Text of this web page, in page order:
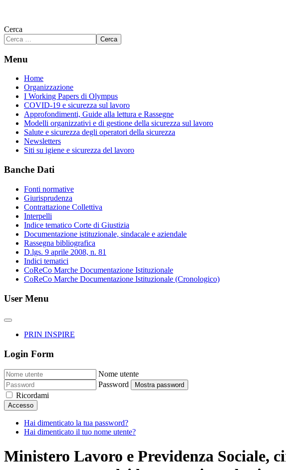
Cerca
Cerca
Menu
Home
Organizzazione
I Working Papers di Olympus
COVID-19 e sicurezza sul lavoro
Approfondimenti, Guide alla lettura e Rassegne
Modelli organizzativi e di gestione della sicurezza sul lavoro
Salute e sicurezza degli operatori della sicurezza
Newsletters
Siti su igiene e sicurezza del lavoro
Banche Dati
Fonti normative
Giurisprudenza
Contrattazione Collettiva
Interpelli
Indice tematico Corte di Giustizia
Documentazione istituzionale, sindacale e aziendale
Rassegna bibliografica
D.lgs. 9 aprile 2008, n. 81
Indici tematici
CoReCo Marche Documentazione Istituzionale
CoReCo Marche Documentazione Istituzionale (Cronologico)
User Menu
PRIN INSPIRE
Login Form
Nome utente
Password
Mostra password
Ricordami
Accesso
Hai dimenticato la tua password?
Hai dimenticato il tuo nome utente?
Ministero Lavoro e Previdenza Sociale,